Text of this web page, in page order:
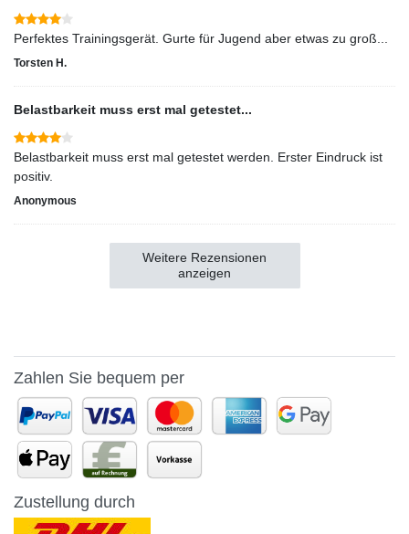
Perfektes Trainingsgerät. Gurte für Jugend aber etwas zu groß...
Torsten H.
Belastbarkeit muss erst mal getestet...
Belastbarkeit muss erst mal getestet werden. Erster Eindruck ist
positiv.
Anonymous
Weitere Rezensionen
anzeigen
Zahlen Sie bequem per
Zustellung durch